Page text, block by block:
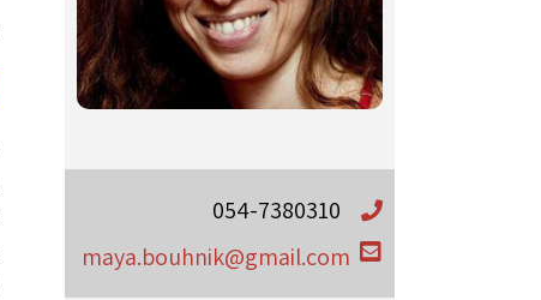
054-7380310
maya.bouhnik@gmail.com